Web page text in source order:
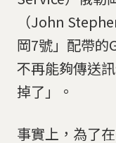
（John
岡7號」配帶的
不再能夠傳送
掉了」。
事實上，為了